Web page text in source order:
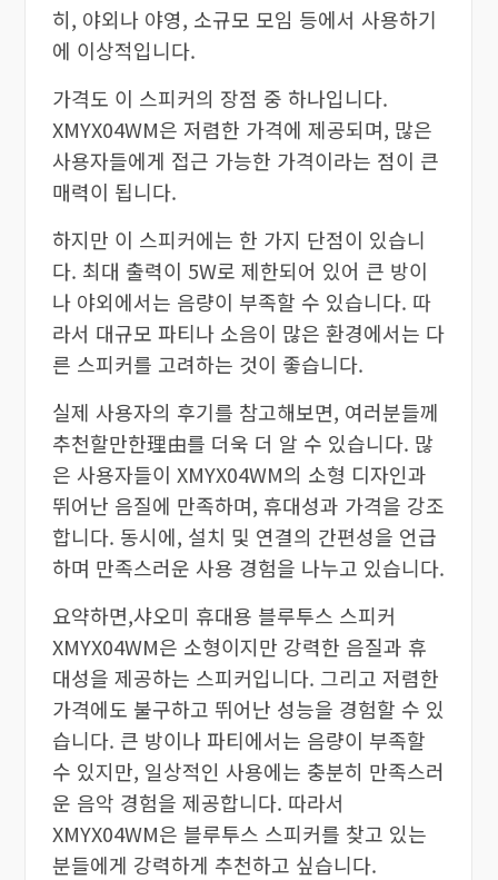
히, 야외나 야영, 소규모 모임 등에서 사용하기
에 이상적입니다.
가격도 이 스피커의 장점 중 하나입니다.
XMYX04WM은 저렴한 가격에 제공되며, 많은
사용자들에게 접근 가능한 가격이라는 점이 큰
매력이 됩니다.
하지만 이 스피커에는 한 가지 단점이 있습니
다. 최대 출력이 5W로 제한되어 있어 큰 방이
나 야외에서는 음량이 부족할 수 있습니다. 따
라서 대규모 파티나 소음이 많은 환경에서는 다
른 스피커를 고려하는 것이 좋습니다.
실제 사용자의 후기를 참고해보면, 여러분들께
추천할만한理由를 더욱 더 알 수 있습니다. 많
은 사용자들이 XMYX04WM의 소형 디자인과
뛰어난 음질에 만족하며, 휴대성과 가격을 강조
합니다. 동시에, 설치 및 연결의 간편성을 언급
하며 만족스러운 사용 경험을 나누고 있습니다.
요약하면,샤오미 휴대용 블루투스 스피커
XMYX04WM은 소형이지만 강력한 음질과 휴
대성을 제공하는 스피커입니다. 그리고 저렴한
가격에도 불구하고 뛰어난 성능을 경험할 수 있
습니다. 큰 방이나 파티에서는 음량이 부족할
수 있지만, 일상적인 사용에는 충분히 만족스러
운 음악 경험을 제공합니다. 따라서
XMYX04WM은 블루투스 스피커를 찾고 있는
분들에게 강력하게 추천하고 싶습니다.